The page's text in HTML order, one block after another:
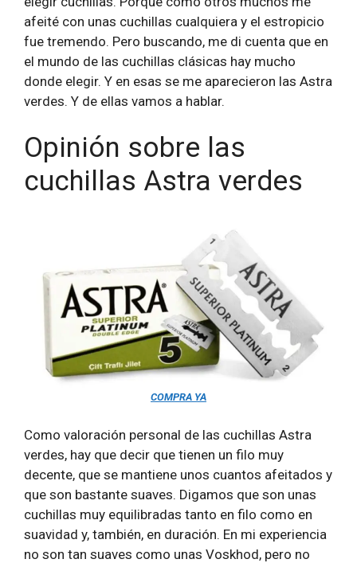
afeité con unas cuchillas cualquiera y el estropicio
fue tremendo. Pero buscando, me di cuenta que en
el mundo de las cuchillas clásicas hay mucho
donde elegir. Y en esas se me aparecieron las Astra
verdes. Y de ellas vamos a hablar.
Opinión sobre las
cuchillas Astra verdes
COMPRA YA
Como valoración personal de las cuchillas Astra
verdes, hay que decir que tienen un filo muy
decente, que se mantiene unos cuantos afeitados y
que son bastante suaves. Digamos que son unas
cuchillas muy equilibradas tanto en filo como en
suavidad y, también, en duración. En mi experiencia
no son tan suaves como unas Voskhod, pero no